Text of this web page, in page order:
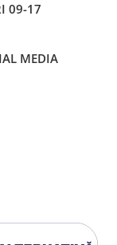
09-17
MEDIA